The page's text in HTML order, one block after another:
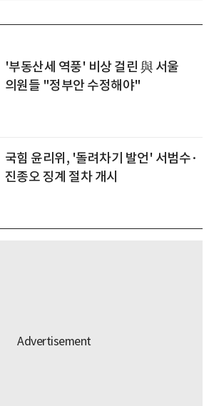
'부동산세 역풍' 비상 걸린 與 서울
의원들 "정부안 수정해야"
국힘 윤리위, '돌려차기 발언' 서범수·
진종오 징계 절차 개시